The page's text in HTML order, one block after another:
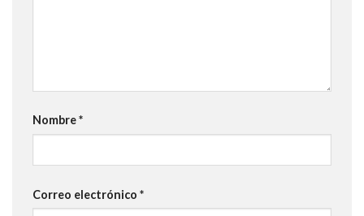
Nombre*
Correo electrónico *